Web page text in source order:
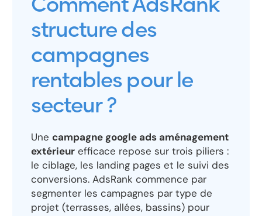
structure des
campagnes
rentables pour le
secteur ?
Une campagne google ads aménagement
extérieur efficace repose sur trois piliers :
le ciblage, les landing pages et le suivi des
conversions. AdsRank commence par
segmenter les campagnes par type de
projet (terrasses, allées, bassins) pour